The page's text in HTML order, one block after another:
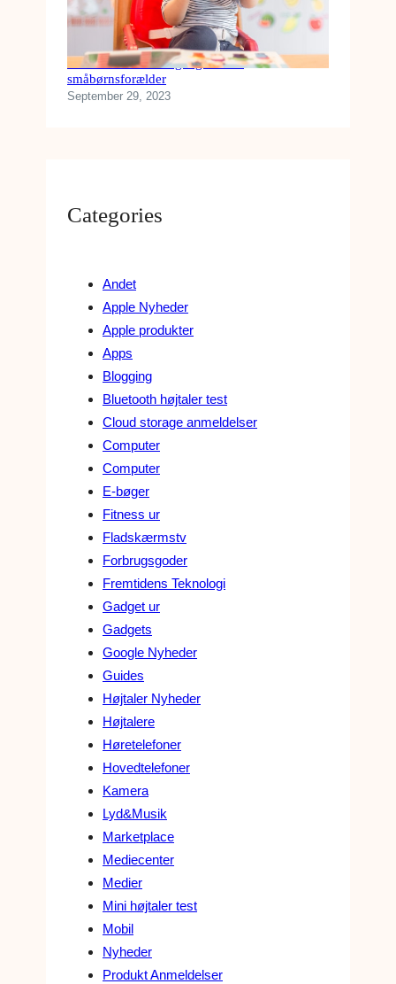
Køb disse tekniske gadgets som
småbørnsforælder
September 29, 2023
Categories
Andet
Apple Nyheder
Apple produkter
Apps
Blogging
Bluetooth højtaler test
Cloud storage anmeldelser
Computer
Computer
E-bøger
Fitness ur
Fladskærmstv
Forbrugsgoder
Fremtidens Teknologi
Gadget ur
Gadgets
Google Nyheder
Guides
Højtaler Nyheder
Højtalere
Høretelefoner
Hovedtelefoner
Kamera
Lyd&Musik
Marketplace
Mediecenter
Medier
Mini højtaler test
Mobil
Nyheder
Produkt Anmeldelser